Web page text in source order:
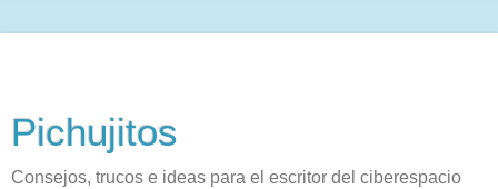
Pichujitos
Consejos, trucos e ideas para el escritor del ciberespacio